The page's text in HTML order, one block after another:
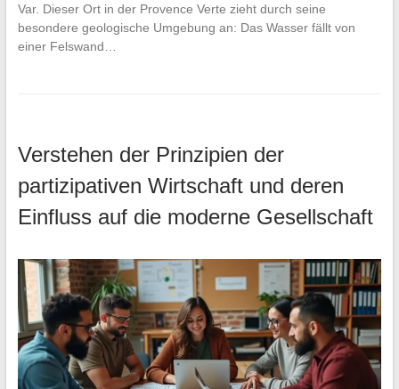
Var. Dieser Ort in der Provence Verte zieht durch seine
besondere geologische Umgebung an: Das Wasser fällt von
einer Felswand…
Verstehen der Prinzipien der
partizipativen Wirtschaft und deren
Einfluss auf die moderne Gesellschaft